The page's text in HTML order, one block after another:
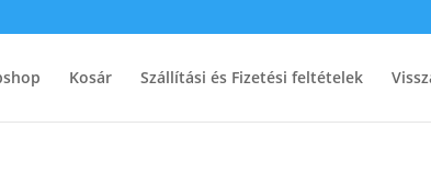
Kosár Szállítási és Fizetési feltételek